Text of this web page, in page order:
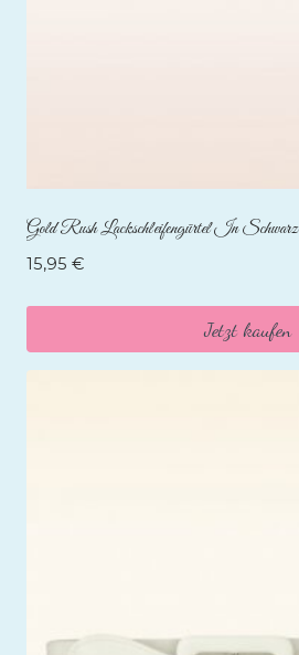
Gold Rush Lackschleifengürtel In Schwarz
15,95 €
Jetzt kaufen